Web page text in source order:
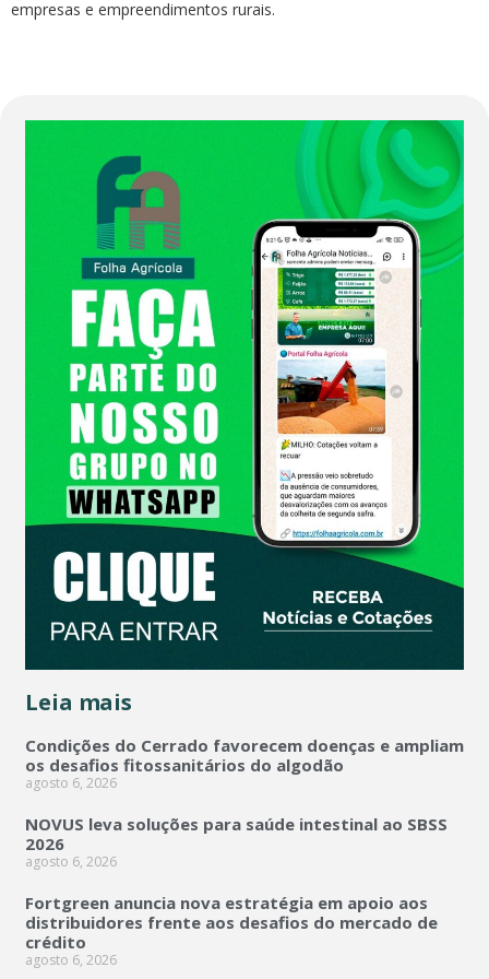
empresas e empreendimentos rurais.
Leia mais
Condições do Cerrado favorecem doenças e ampliam
os desafios fitossanitários do algodão
agosto 6, 2026
NOVUS leva soluções para saúde intestinal ao SBSS
2026
agosto 6, 2026
Fortgreen anuncia nova estratégia em apoio aos
distribuidores frente aos desafios do mercado de
crédito
agosto 6, 2026